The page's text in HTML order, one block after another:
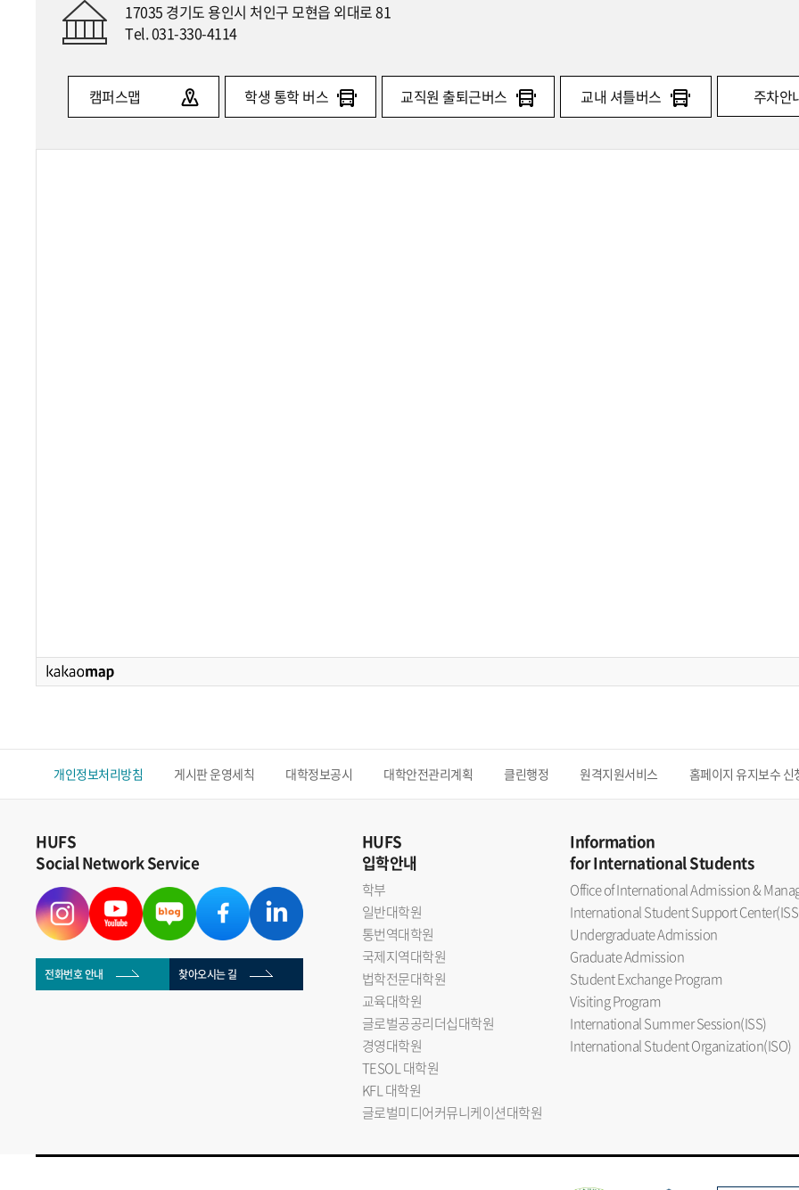
17035 경기도 용인시 처인구 모현읍 외대로 81
Tel. 031-330-4114
캠퍼스맵 학생 통학 버스 교직원 출퇴근버스 교내 셔틀버스 주차안
개인정보처리방침 게시판 운영세칙 대학정보공시 대학안전관리계획 클린행정 원격지원서비스 홈페이지 유지보수 신
HUFS
Social Network Service
전화번호 안내 찾아오시는 길
HUFS
입학안내
학부
일반대학원
통번역대학원
국제지역대학원
법학전문대학원
교육대학원
글로벌공공리더십대학원
경영대학원
TESOL 대학원
KFL 대학원
글로벌미디어커뮤니케이션대학원
Information
for International Students
Office of International Admission &
International Student Support
Undergraduate Admission
Graduate Admission
Student Exchange Program
Visiting Program
International Summer Session(ISS)
International Student Organization(ISO)